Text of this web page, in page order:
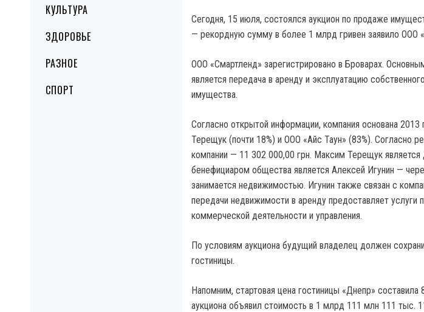
КУЛЬТУРА
ЗДОРОВЬЕ
РАЗНОЕ
СПОРТ
Сегодня, 15 июля, состоялся аукцион по продаже
— рекордную сумму в более 1 млрд гривен заявило ООО
ООО «Смартленд» зарегистрировано в Броварах.
является передача в аренду и эксплуатацию
имущества.
Согласно открытой информации, компания основана
Терещук (почти 18%) и ООО «Айс Таун» (83%). Согласно
компании — 11 302 000,00 грн. Максим Терещук
бенефициаром общества является Алексей Игунин —
занимается недвижимостью. Игунин также связан с
передачи недвижимости в аренду предоставляет услуги
коммерческой деятельности и управления.
По условиям аукциона будущий владелец должен
гостиницы.
Напомним, стартовая цена гостиницы «Днепр»
аукциона объявил стоимость в 1 млрд 111 млн 111 тыс.